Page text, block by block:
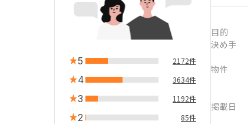
5 2172件
4 3634件
3 1192件
2 85件
目的
決め手
物件
掲載日